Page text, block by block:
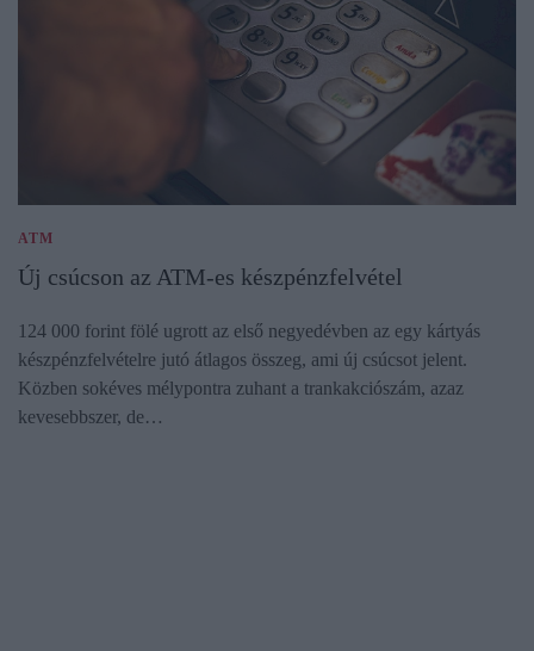
ATM
Új csúcson az ATM-es készpénzfelvétel
124 000 forint fölé ugrott az első negyedévben az egy kártyás
készpénzfelvételre jutó átlagos összeg, ami új csúcsot jelent.
Közben sokéves mélypontra zuhant a trankakciószám, azaz
kevesebbszer, de…